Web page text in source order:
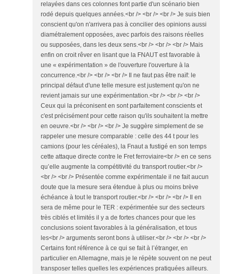
relayées dans ces colonnes font partie d'un scénario bien
rodé depuis quelques années.<br /> <br /> <br /> Je suis bien
conscient qu'on n'arrivera pas à concilier des opinions aussi
diamétralement opposées, avec parfois des raisons réelles
ou supposées, dans les deux sens.<br /> <br /> <br /> Mais
enfin on croit rêver en lisant que la FNAUT est favorable à
une « expérimentation » de l'ouverture l'ouverture à la
concurrence.<br /> <br /> <br /> Il ne faut pas être naïf: le
principal défaut d'une telle mesure est justement qu'on ne
revient jamais sur une expérimentation.<br /> <br /> <br />
Ceux qui la préconisent en sont parfaitement conscients et
c'est précisément pour cette raison qu'ils souhaitent la mettre
en oeuvre.<br /> <br /> <br /> Je suggère simplement de se
rappeler une mesure comparable : celle des 44 t pour les
camions (pour les céréales), la Fnaut a fustigé en son temps
cette attaque directe contre le Fret ferroviaire<br /> en ce sens
qu’elle augmente la compétitivité du transport routier.<br />
<br /> <br /> Présentée comme expérimentale il ne fait aucun
doute que la mesure sera étendue à plus ou moins brève
échéance à tout le transport routier.<br /> <br /> <br /> Il en
sera de même pour le TER : expérimentée sur des secteurs
très ciblés et limités il y a de fortes chances pour que les
conclusions soient favorables à la généralisation, et tous
les<br /> arguments seront bons à utiliser.<br /> <br /> <br />
Certains font référence à ce qui se fait à l’étranger, en
particulier en Allemagne, mais je le répète souvent on ne peut
transposer telles quelles les expériences pratiquées ailleurs.